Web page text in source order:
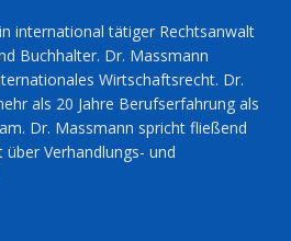
international tätiger Rechtsanwalt
Buchhalter. Dr. Massmann
Wirtschaftsrecht. Dr.
als 20 Jahre Berufserfahrung als
Dr. Massmann spricht fließend
Verhandlungs- und